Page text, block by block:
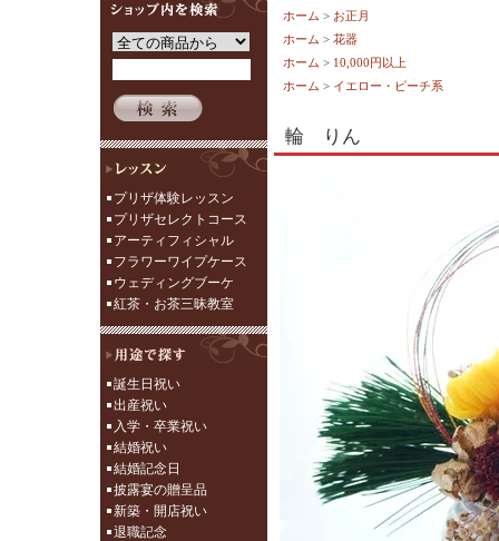
プリザ体験レッスン
プリザセレクトコース
アーティフィシャル
フラワーワイプケース
ウェディングブーケ
紅茶・お茶三昧教室
誕生日祝い
出産祝い
入学・卒業祝い
結婚祝い
結婚記念日
披露宴の贈呈品
新築・開店祝い
退職記念
ホーム > お正月
ホーム > 花器
ホーム > 10,000円以上
ホーム > イエロー・ピーチ系
輪 りん